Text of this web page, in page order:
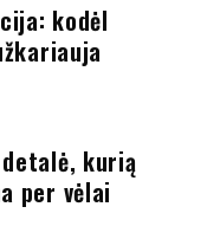
kodėl
kurią
per vėlai